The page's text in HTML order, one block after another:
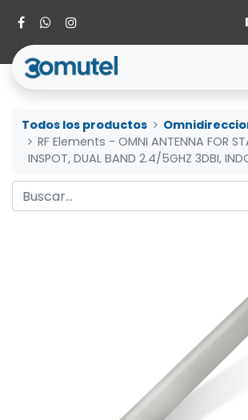
Todos los productos
RF Elements - OMNI ANTENNA FOR
INSPOT, DUAL BAND 2.4/5GHZ 3DBI,